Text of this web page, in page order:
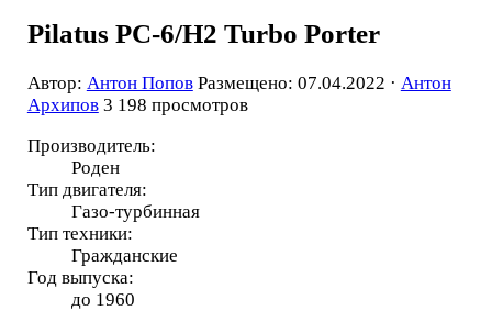
Pilatus PC-6/H2 Turbo Porter
Автор: Антон Попов Размещено: 07.04.2022 · Антон
Архипов 3 198 просмотров
Производитель:
Роден
Тип двигателя:
Газо-турбинная
Тип техники:
Гражданские
Год выпуска:
до 1960